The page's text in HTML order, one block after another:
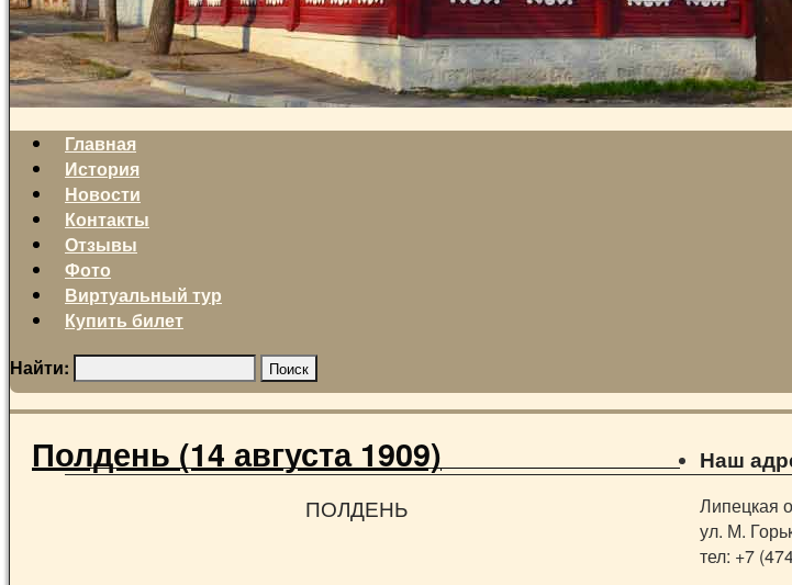
Главная
История
Новости
Контакты
Отзывы
Фото
Виртуальный тур
Купить билет
Найти:
Полдень (14 августа 1909)
ПОЛДЕНЬ
Наш
Липецкая
ул. М.
тел: +7